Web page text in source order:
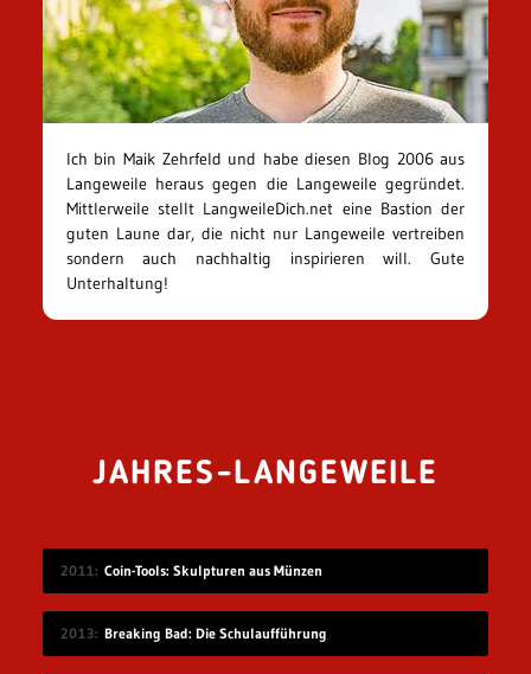
Ich bin Maik Zehrfeld und habe diesen Blog 2006 aus
Langeweile heraus gegen die Langeweile gegründet.
Mittlerweile stellt LangweileDich.net eine Bastion der
guten Laune dar, die nicht nur Langeweile vertreiben
sondern auch nachhaltig inspirieren will. Gute
Unterhaltung!
JAHRES-LANGEWEILE
2011 Coin-Tools: Skulpturen aus Münzen
2013 Breaking Bad: Die Schulaufführung